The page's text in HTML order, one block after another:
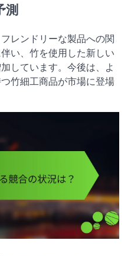
測
レンドリーな製品への関
い、竹を使用した新しい
しています。今後は、よ
竹細工商品が市場に登場